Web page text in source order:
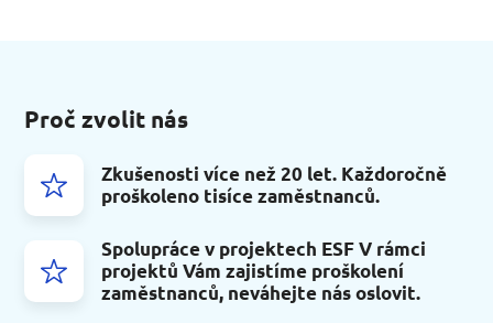
Proč zvolit nás
Zkušenosti více než 20 let. Každoročně
proškoleno tisíce zaměstnanců.
Spolupráce v projektech ESF V rámci
projektů Vám zajistíme proškolení
zaměstnanců, neváhejte nás oslovit.